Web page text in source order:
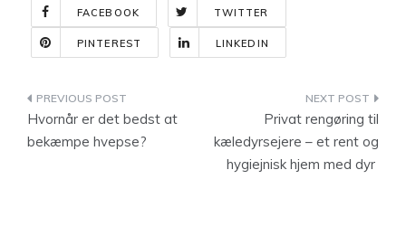
FACEBOOK TWITTER
PINTEREST LINKEDIN
Indlægsnavigation
Hvornår er det bedst at
bekæmpe hvepse?
Privat rengøring til
kæledyrsejere – et rent og
hygiejnisk hjem med dyr